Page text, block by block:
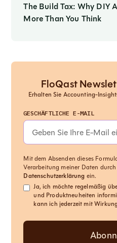
The Build Tax: Why DIY
More Than You Think
FloQast
Erhalten Sie Accounting-
GESCHÄFTLICHE E-MAIL
Mit dem Absenden dieses
Verarbeitung meiner Daten
Datenschutzerklärung ein.
Ja, ich möchte regelmäßig
und Produktneuheiten
kann ich jederzeit mit